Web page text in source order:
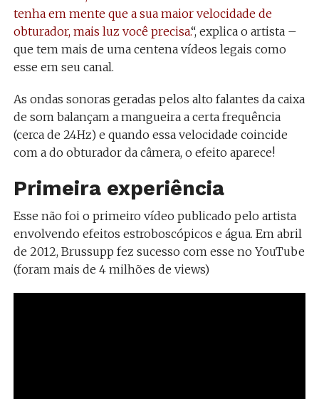
tenha em mente que a sua maior velocidade de
obturador, mais luz você precisa.“, explica o artista –
que tem mais de uma centena vídeos legais como
esse em seu canal.
As ondas sonoras geradas pelos alto falantes da caixa
de som balançam a mangueira a certa frequência
(cerca de 24Hz) e quando essa velocidade coincide
com a do obturador da câmera, o efeito aparece!
Primeira experiência
Esse não foi o primeiro vídeo publicado pelo artista
envolvendo efeitos estroboscópicos e água. Em abril
de 2012, Brussupp fez sucesso com esse no YouTube
(foram mais de 4 milhões de views)